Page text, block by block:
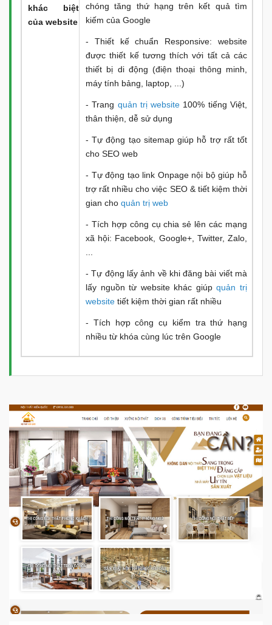
khác biệt
của website
chóng tăng thứ hạng trên kết quả tìm
kiếm của Google
- Thiết kế chuẩn Responsive: website
được thiết kế tương thích với tất cả các
thiết bị di động (điện thoại thông minh,
máy tính bảng, laptop, ...)
- Trang quản trị website 100% tiếng Việt,
thân thiện, dễ sử dụng
- Tự động tạo sitemap giúp hỗ trợ rất tốt
cho SEO web
- Tự động tạo link Onpage nội bộ giúp hỗ
trợ rất nhiều cho việc SEO & tiết kiệm thời
gian cho quản trị web
- Tích hợp công cụ chia sẻ lên các mạng
xã hội: Facebook, Google+, Twitter, Zalo,
- Tự động lấy ảnh về khi đăng bài viết mà
lấy nguồn từ website khác giúpquản trị
website tiết kiệm thời gian rất nhiều
- Tích hợp công cụ kiểm tra thứ hạng
nhiều từ khóa cùng lúc trên Google